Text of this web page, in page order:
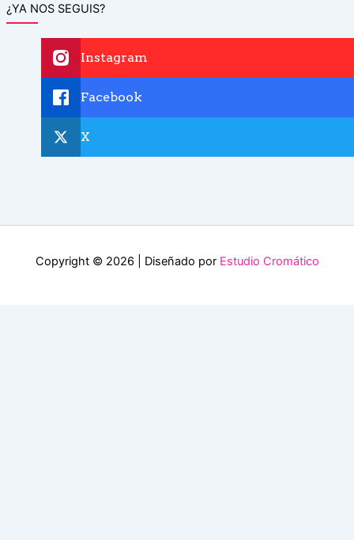
¿YA NOS SEGUIS?
Instagram
Facebook
X
Copyright © 2026 | Diseñado por Estudio Cromático